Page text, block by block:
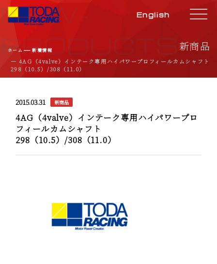
English
新商品
NEW-
PRODUCTS
ホーム ― 新着情報
― 4AG（4valve）インテーク専用ハイパワープロフィールカムシャフト
298（10.5）/308（11.0）
2015.03.31 新商品
4AG（4valve）インテーク専用ハイパワープロ
フィールカムシャフト
298（10.5）/308（11.0）